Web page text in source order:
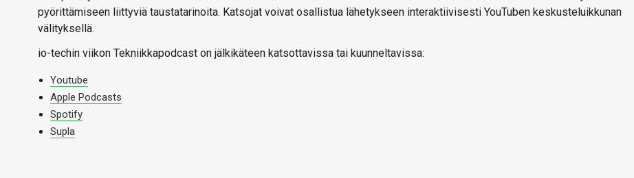
pyörittämiseen liittyviä taustatarinoita. Katsojat voivat osallistua lähetykseen interaktiivisesti YouTuben keskusteluikkunan
välityksellä.
io-techin viikon Tekniikkapodcast on jälkikäteen katsottavissa tai kuunneltavissa:
Youtube
Apple Podcasts
Spotify
Supla